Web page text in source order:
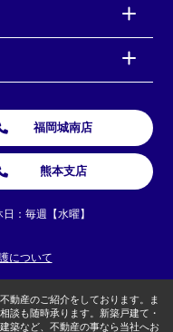
福岡城南店
熊本支店
：毎週【水曜】
について
動産のご紹介をしております。ま
談も随時承ります。新築戸建て・
築など、不動産の事なら当社へお